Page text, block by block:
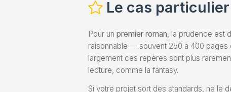
Le cas
Pour un premier roman, la prudence est
raisonnable — souvent 250 à 400 pages
largement ces repères sont plus
lecture, comme la fantasy.
Si votre projet sort des standards, ne le